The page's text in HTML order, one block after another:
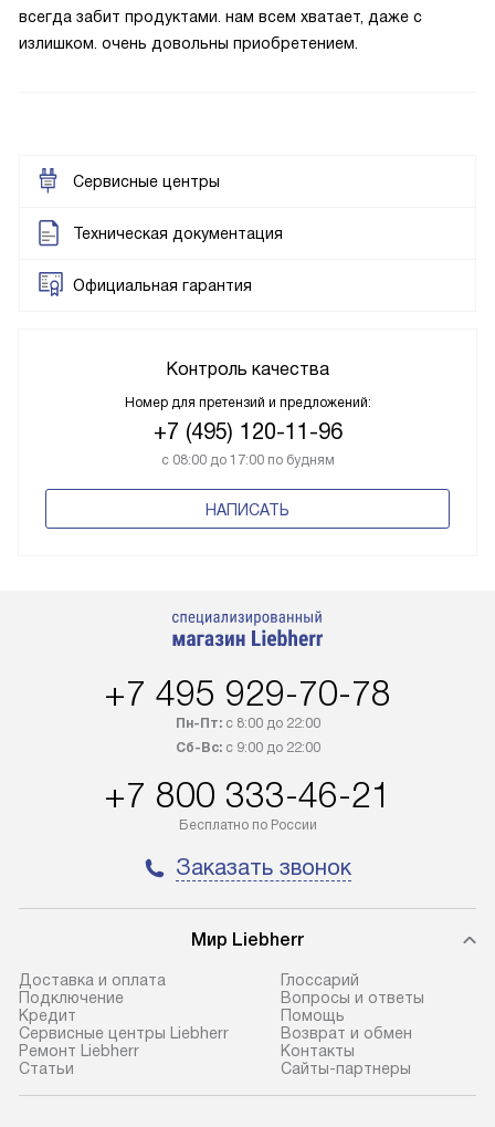
всегда забит продуктами. нам всем хватает, даже с
излишком. очень довольны приобретением.
Сервисные центры
Техническая документация
Официальная гарантия
Контроль качества
Номер для претензий и предложений:
+7 (495) 120-11-96
с 08:00 до 17:00 по будням
НАПИСАТЬ
+7 495 929-70-78
Пн-Пт:с 8:00 до 22:00
Сб-Вс:с 9:00 до 22:00
+7 800 333-46-21
Бесплатно по России
Заказать звонок
Мир Liebherr
Доставка и оплата
Подключение
Кредит
Сервисные центры Liebherr
Ремонт Liebherr
Cтатьи
Глоссарий
Вопросы и ответы
Помощь
Возврат и обмен
Контакты
Сайты-партнеры